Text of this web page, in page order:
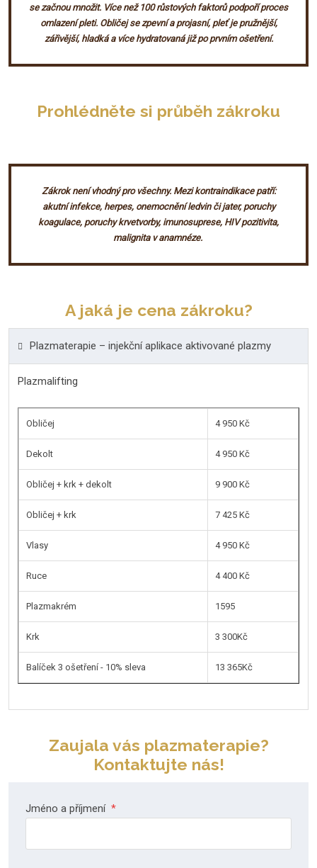
se začnou množit. Více než 100 růstových faktorů podpoří proces
omlazení pleti. Obličej se zpevní a projasní, pleť je pružnější,
zářivější, hladká a více hydratovaná již po prvním ošetření.
Prohlédněte si průběh zákroku
Zákrok není vhodný pro všechny. Mezi kontraindikace patří:
akutní infekce, herpes, onemocnění ledvin či jater, poruchy
koagulace, poruchy krvetvorby, imunosuprese, HIV pozitivita,
malignita v anamnéze.
A jaká je cena zákroku?
Plazmaterapie – injekční aplikace aktivované plazmy
Plazmalifting
Obličej 4 950 Kč
Dekolt 4 950 Kč
Obličej + krk + dekolt 9 900 Kč
Obličej + krk 7 425 Kč
Vlasy 4 950 Kč
Ruce 4 400 Kč
Plazmakrém 1595
Krk 3 300Kč
Balíček 3 ošetření - 10% sleva 13 365Kč
Zaujala vás plazmaterapie?
Kontaktujte nás!
Jméno a příjmení *